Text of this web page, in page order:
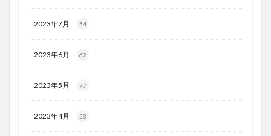
2023年7月 54
2023年6月 62
2023年5月 77
2023年4月 53